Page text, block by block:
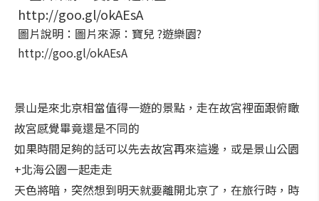
圖片說明：圖片來源：寶兒 ?遊樂園?
http://goo.gl/okAEsA
景山是來北京相當值得一遊的景點，走在故宮裡面跟俯瞰
故宮感覺畢竟還是不同的
如果時間足夠的話可以先去故宮再來這邊，或是景山公園
+北海公園一起走走
天色將暗，突然想到明天就要離開北京了，在旅行時，時